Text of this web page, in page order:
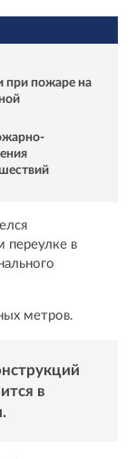
при пожаре на
переулке в
метров.
в